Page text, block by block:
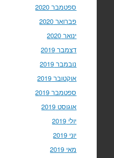
ספטמבר 2020
פברואר 2020
ינואר 2020
דצמבר 2019
נובמבר 2019
אוקטובר 2019
ספטמבר 2019
אוגוסט 2019
יולי 2019
יוני 2019
מאי 2019